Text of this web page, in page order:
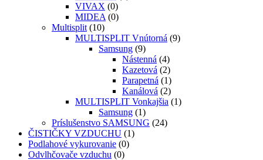
VIVAX (0)
MIDEA (0)
Multisplit (10)
MULTISPLIT Vnútorná (9)
Samsung (9)
Nástenná (4)
Kazetová (2)
Parapetná (1)
Kanálová (2)
MULTISPLIT Vonkajšia (1)
Samsung (1)
Príslušenstvo SAMSUNG (24)
ČISTIČKY VZDUCHU (1)
Podlahové vykurovanie (0)
Odvlhčovače vzduchu (0)